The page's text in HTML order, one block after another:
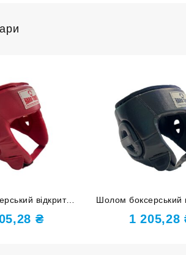
відкритий
PU червоний M
₴
Шолом боксерський
HARD TOUCH PU
1 205,28